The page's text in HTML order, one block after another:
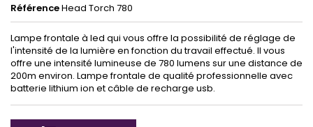
RéférenceHead Torch 780
Lampe frontale à led qui vous offre la possibilité de réglage de
l'intensité de la lumière en fonction du travail effectué. Il vous
offre une intensité lumineuse de 780 lumens sur une distance de
200m environ. Lampe frontale de qualité professionnelle avec
batterie lithium ion et câble de recharge usb.